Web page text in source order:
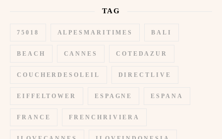
TAG
75018 ALPESMARITIMES BALI
BEACH CANNES COTEDAZUR
COUCHERDESOLEIL DIRECTLIVE
EIFFELTOWER ESPAGNE ESPANA
FRANCE FRENCHRIVIERA